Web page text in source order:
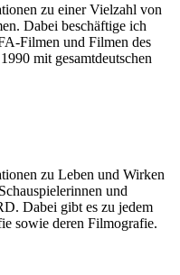
zu einer Vielzahl von
Dabei beschäftige ich
Filmen und Filmen des
mit gesamtdeutschen
zu Leben und Wirken
und
Dabei gibt es zu jedem
sowie deren Filmografie.